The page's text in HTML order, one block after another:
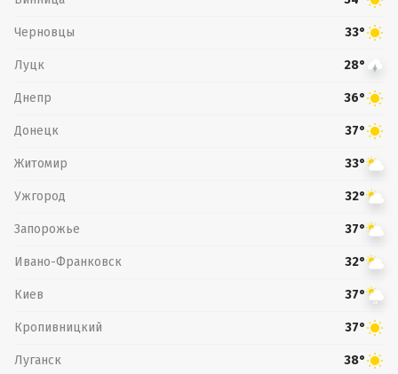
Черновцы 33°
Луцк 28°
Днепр 36°
Донецк 37°
Житомир 33°
Ужгород 32°
Запорожье 37°
Ивано-Франковск 32°
Киев 37°
Кропивницкий 37°
Луганск 38°